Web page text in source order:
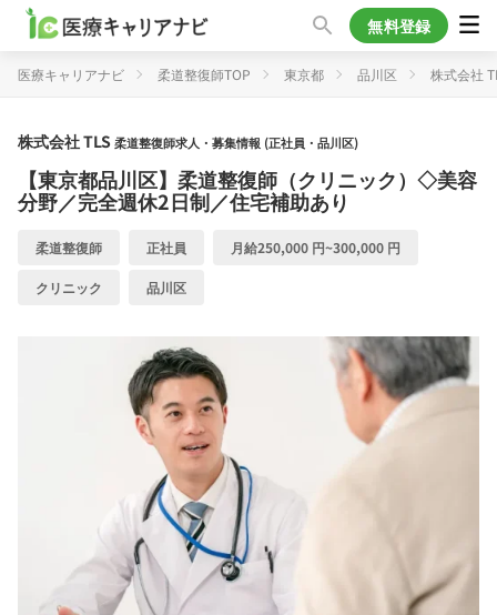
無料登録
医療キャリアナビ 柔道整復師TOP 東京都 品川区 株式会社
株式会社 TLS 柔道整復師求人・募集情報 (正社員・品川区)
【東京都品川区】柔道整復師（クリニック）◇美容
分野／完全週休2日制／住宅補助あり
柔道整復師 正社員 月給250,000 円~300,000 円
クリニック 品川区